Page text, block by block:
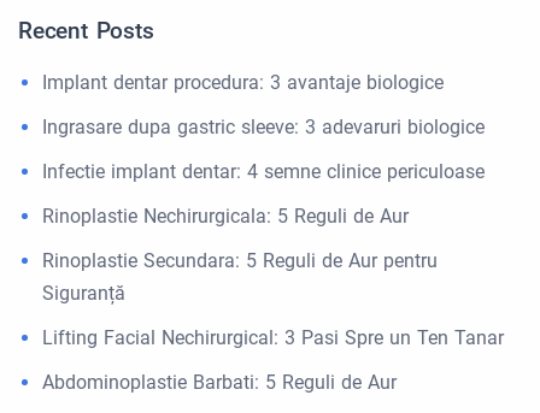
Recent Posts
Implant dentar procedura: 3 avantaje biologice
Ingrasare dupa gastric sleeve: 3 adevaruri biologice
Infectie implant dentar: 4 semne clinice periculoase
Rinoplastie Nechirurgicala: 5 Reguli de Aur
Rinoplastie Secundara: 5 Reguli de Aur pentru
Siguranță
Lifting Facial Nechirurgical: 3 Pasi Spre un Ten Tanar
Abdominoplastie Barbati: 5 Reguli de Aur